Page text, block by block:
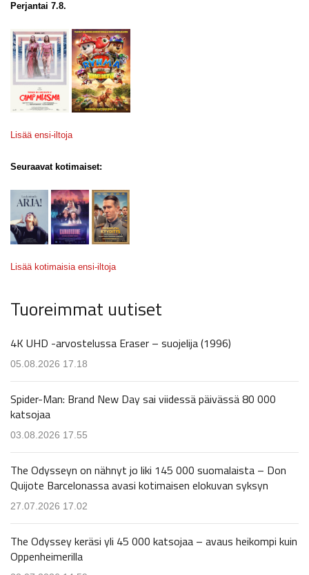
Perjantai 7.8.
Lisää ensi-iltoja
Seuraavat kotimaiset:
Lisää kotimaisia ensi-iltoja
Tuoreimmat uutiset
4K UHD -arvostelussa Eraser – suojelija (1996)
05.08.2026 17.18
Spider-Man: Brand New Day sai viidessä päivässä 80 000
katsojaa
03.08.2026 17.55
The Odysseyn on nähnyt jo liki 145 000 suomalaista – Don
Quijote Barcelonassa avasi kotimaisen elokuvan syksyn
27.07.2026 17.02
The Odyssey keräsi yli 45 000 katsojaa – avaus heikompi kuin
Oppenheimerilla